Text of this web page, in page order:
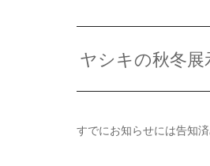
ヤシキの秋冬展
すでにお知らせには告知